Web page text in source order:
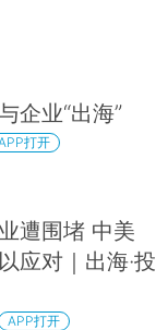
企业“出海”
打开
遭围堵 中美
应对｜出海·投
APP打开